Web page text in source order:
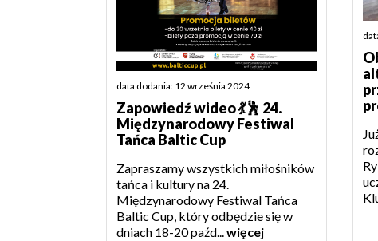
data dodania: 12 września 2024
Zapowiedź wideo 💃🕺 24.
Międzynarodowy Festiwal
Tańca Baltic Cup
Zapraszamy wszystkich miłośników
tańca i kultury na 24.
Międzynarodowy Festiwal Tańca
Baltic Cup, który odbędzie się w
dniach 18-20 paźd...więcej